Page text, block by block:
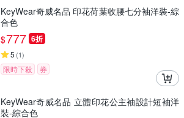
KeyWear奇威名品 印花荷葉收腰七分袖洋裝-綜
合色
$777 6折
5 (1)
限時下殺 券
KeyWear奇威名品 立體印花公主袖設計短袖洋
裝-綜合色